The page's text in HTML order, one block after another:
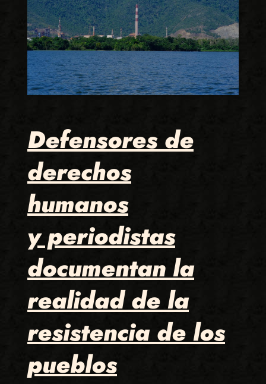
Defensores de
derechos
humanos
y periodistas
documentan la
realidad de la
resistencia de los
pueblos